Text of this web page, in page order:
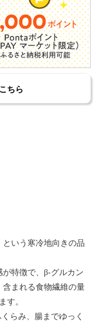
ちら
いう寒冷地向きの品
が特徴で、β-グルカン
含まれる食物繊維の量
す。
らみ、腸までゆっく